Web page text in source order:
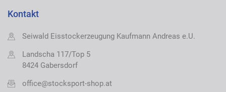
Kontakt
Seiwald Eisstockerzeugung Kaufmann Andreas e.U.
Landscha 117/Top 5
8424 Gabersdorf
office@stocksport-shop.at